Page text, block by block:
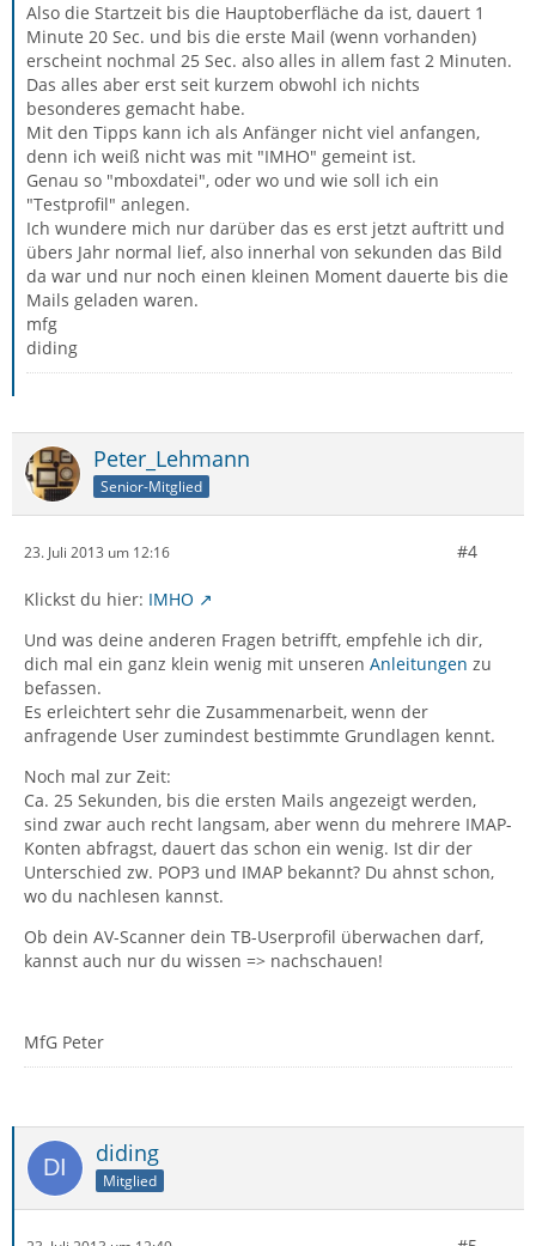
Also die Startzeit bis die Hauptoberfläche da ist, dauert 1
Minute 20 Sec. und bis die erste Mail (wenn vorhanden)
erscheint nochmal 25 Sec. also alles in allem fast 2 Minuten.
Das alles aber erst seit kurzem obwohl ich nichts
besonderes gemacht habe.
Mit den Tipps kann ich als Anfänger nicht viel anfangen,
denn ich weiß nicht was mit "IMHO" gemeint ist.
Genau so "mboxdatei", oder wo und wie soll ich ein
"Testprofil" anlegen.
Ich wundere mich nur darüber das es erst jetzt auftritt und
übers Jahr normal lief, also innerhal von sekunden das Bild
da war und nur noch einen kleinen Moment dauerte bis die
Mails geladen waren.
mfg
diding
Peter_Lehmann
Senior-Mitglied
23. Juli 2013 um 12:16 #4
Klickst du hier: IMHO
Und was deine anderen Fragen betrifft, empfehle ich dir,
dich mal ein ganz klein wenig mit unseren Anleitungen zu
befassen.
Es erleichtert sehr die Zusammenarbeit, wenn der
anfragende User zumindest bestimmte Grundlagen kennt.
Noch mal zur Zeit:
Ca. 25 Sekunden, bis die ersten Mails angezeigt werden,
sind zwar auch recht langsam, aber wenn du mehrere IMAP-
Konten abfragst, dauert das schon ein wenig. Ist dir der
Unterschied zw. POP3 und IMAP bekannt? Du ahnst schon,
wo du nachlesen kannst.
Ob dein AV-Scanner dein TB-Userprofil überwachen darf,
kannst auch nur du wissen => nachschauen!
MfG Peter
diding
Mitglied